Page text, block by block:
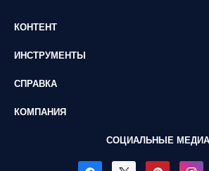
КОНТЕНТ
ИНСТРУМЕНТЫ
СПРАВКА
КОМПАНИЯ
СОЦИАЛЬНЫЕ МЕДИА